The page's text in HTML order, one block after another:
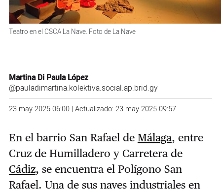
Teatro en el CSCA La Nave. Foto de La Nave
Martina Di Paula López
@pauladimartina.kolektiva.social.ap.brid.gy
23 may 2025 06:00 | Actualizado: 23 may 2025 09:57
En el barrio San Rafael de Málaga, entre
Cruz de Humilladero y Carretera de
Cádiz, se encuentra el Polígono San
Rafael. Una de sus naves industriales en